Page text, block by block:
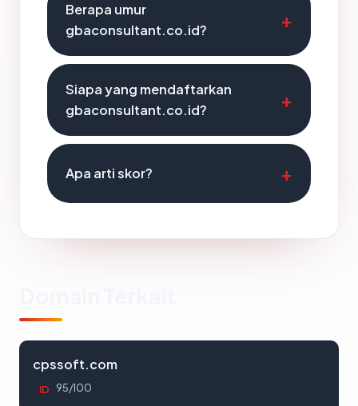
Berapa umur
gbaconsultant.co.id?
Siapa yang mendaftarkan
gbaconsultant.co.id?
Apa arti skor?
cpssoft.com
ID 95/100